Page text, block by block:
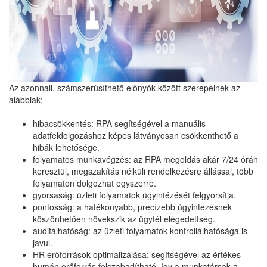
Az azonnali, számszerűsíthető előnyök között szerepelnek az
alábbiak:
hibacsökkentés: RPA segítségével a manuális
adatfeldolgozáshoz képes látványosan csökkenthető a
hibák lehetősége.
folyamatos munkavégzés: az RPA megoldás akár 7/24 órán
keresztül, megszakítás nélküli rendelkezésre állással, több
folyamaton dolgozhat egyszerre.
gyorsaság: üzleti folyamatok ügyintézését felgyorsítja.
pontosság: a hatékonyabb, precízebb ügyintézésnek
köszönhetően növekszik az ügyfél elégedettség.
auditálhatóság: az üzleti folyamatok kontrollálhatósága is
javul.
HR erőforrások optimalizálása: segítségével az értékes